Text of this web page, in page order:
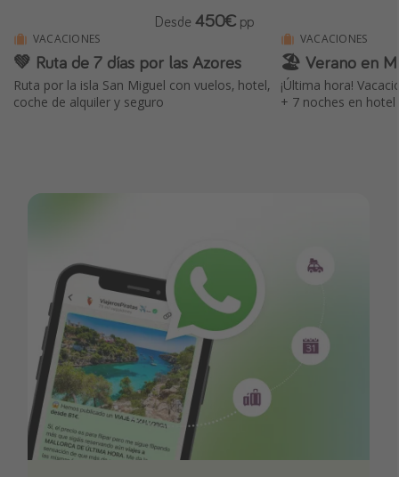
VACACIONES
💚 Ruta de 7 días por las Azores
Ruta por la isla San Miguel con vuelos, hotel,
coche de alquiler y seguro
Desde 450€ pp
VACACIONES
🏖 Verano en
¡Última hora!
+ 7 noches en